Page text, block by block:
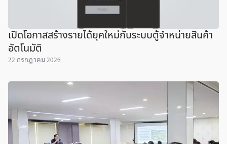
เปิดโอกาสสร้างรายได้ยุคใหม่กับระบบตู้จำหน่ายสินค้า
อัตโนมัติ
22 กรกฎาคม 2026